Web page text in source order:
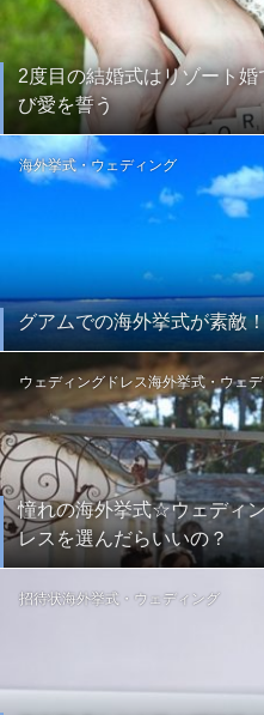
2度目の結婚式はリゾート
び愛を誓う
グアムでの海外挙式が素敵
海外挙式・ウェディング
憧れの海外挙式☆ウェディ
レスを選んだらいいの？
ウェディングドレス海外挙式・ウェ
招待状海外挙式・ウェディング